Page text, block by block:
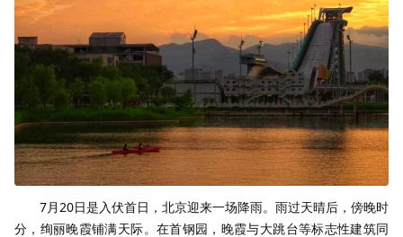
7月20日是入伏首日，北京迎来一场降雨。雨过天晴后，傍晚时
分，绚丽晚霞铺满天际。在首钢园，晚霞与大跳台等标志性建筑同